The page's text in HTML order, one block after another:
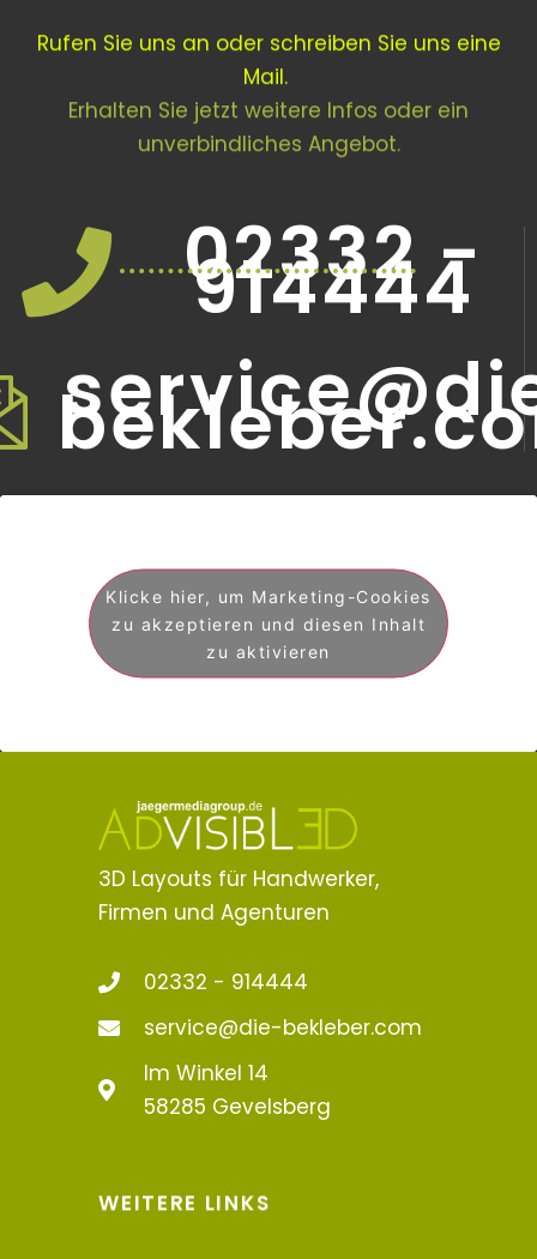
Rufen Sie uns an oder schreiben Sie uns eine
Mail.
Erhalten Sie jetzt weitere Infos oder ein
unverbindliches Angebot.
02332 -
914444
Klicke hier, um Marketing-Cookies
zu akzeptieren und diesen Inhalt
zu aktivieren
3D Layouts für Handwerker,
Firmen und Agenturen
02332 - 914444
service@die-bekleber.com
Im Winkel 14
58285 Gevelsberg
WEITERE LINKS